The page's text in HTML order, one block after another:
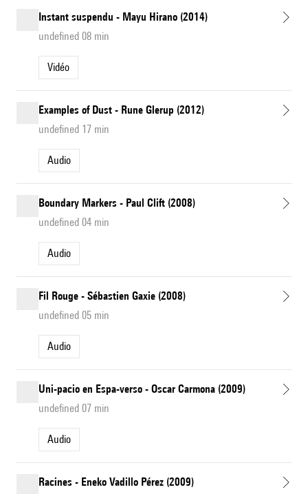
Instant suspendu - Mayu Hirano (2014)
undefined 08 min
Vidéo
Examples of Dust - Rune Glerup (2012)
undefined 17 min
Audio
Boundary Markers - Paul Clift (2008)
undefined 04 min
Audio
Fil Rouge - Sébastien Gaxie (2008)
undefined 05 min
Audio
Uni-pacio en Espa-verso - Oscar Carmona (2009)
undefined 07 min
Audio
Racines - Eneko Vadillo Pérez (2009)